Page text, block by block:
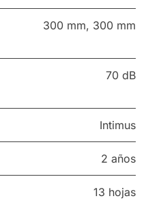
300 mm, 300 mm
70 dB
Intimus
2 años
13 hojas